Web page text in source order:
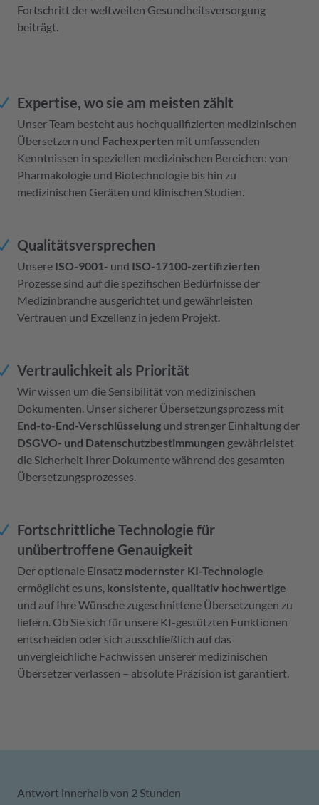
Fortschritt der weltweiten Gesundheitsversorgung
beiträgt.
Expertise, wo sie am meisten zählt
Unser Team besteht aus hochqualifizierten medizinischen
Übersetzern und Fachexperten mit umfassenden
Kenntnissen in speziellen medizinischen Bereichen: von
Pharmakologie und Biotechnologie bis hin zu
medizinischen Geräten und klinischen Studien.
Qualitätsversprechen
Unsere ISO-9001- und ISO-17100-zertifizierten
Prozesse sind auf die spezifischen Bedürfnisse der
Medizinbranche ausgerichtet und gewährleisten
Vertrauen und Exzellenz in jedem Projekt.
Vertraulichkeit als Priorität
Wir wissen um die Sensibilität von medizinischen
Dokumenten. Unser sicherer Übersetzungsprozess mit
End-to-End-Verschlüsselung und strenger Einhaltung der
DSGVO- und Datenschutzbestimmungen gewährleistet
die Sicherheit Ihrer Dokumente während des gesamten
Übersetzungsprozesses.
Fortschrittliche Technologie für
unübertroffene Genauigkeit
Der optionale Einsatz modernster KI-Technologie
ermöglicht es uns, konsistente, qualitativ hochwertige
und auf Ihre Wünsche zugeschnittene Übersetzungen zu
liefern. Ob Sie sich für unsere KI-gestützten Funktionen
entscheiden oder sich ausschließlich auf das
unvergleichliche Fachwissen unserer medizinischen
Übersetzer verlassen – absolute Präzision ist garantiert.
Antwort innerhalb von 2 Stunden